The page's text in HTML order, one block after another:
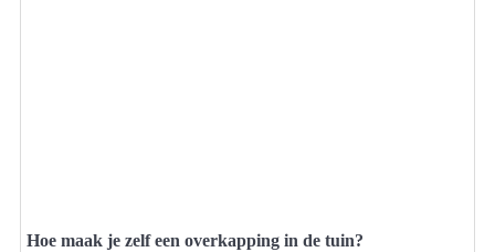
Hoe maak je zelf een overkapping in de tuin?